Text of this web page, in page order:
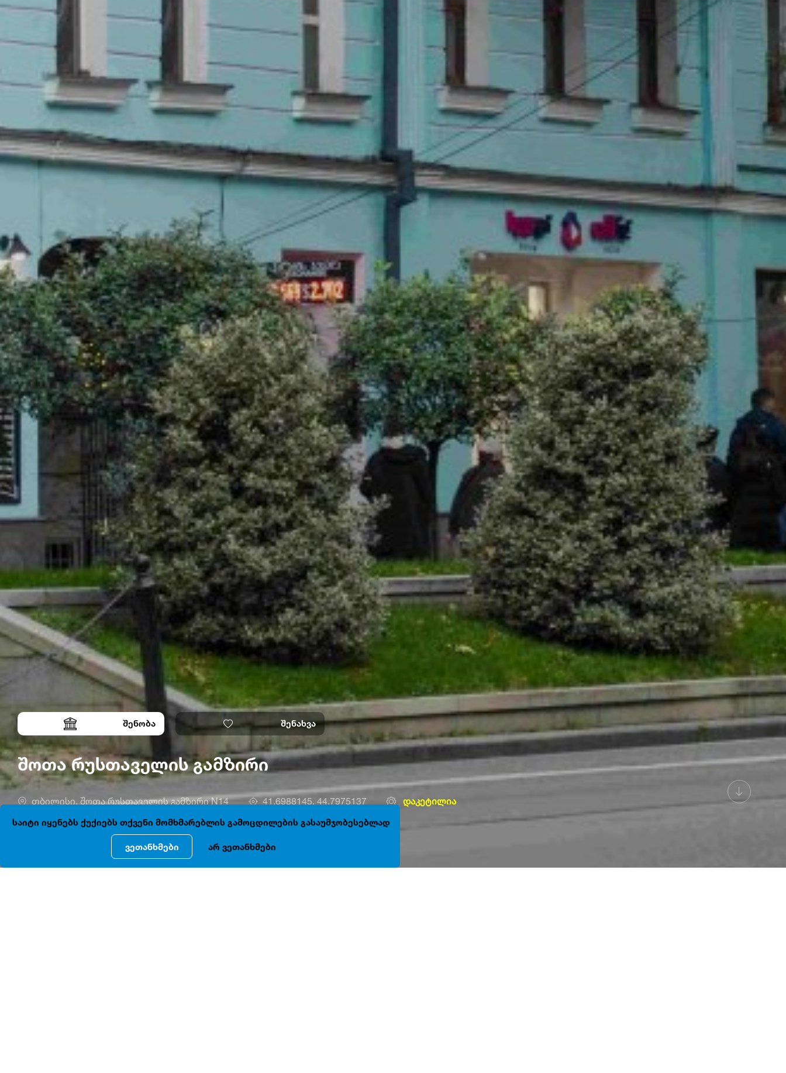
შენობა შენახვა
შოთა რუსთაველის გამზირი
თბილისი, შოთა რუსთაველის გამზირი N14 41.6988145, 44.7975137 დაკეტილია
საიტი იყენებს ქუქიებს თქვენი მომხმარებლის გამოცდილების გასაუმჯობესებლად
ვეთანხმები არ ვეთანხმები